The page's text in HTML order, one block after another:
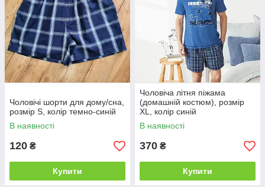
Чоловічі шорти для дому/сна,
розмір S, колір темно-синій
В наявності
120 ₴
Купити
Чоловіча літня піжама
(домашній костюм), розмір
XL, колір синій
В наявності
370 ₴
Купити